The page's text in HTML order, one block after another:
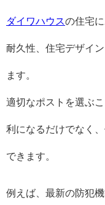
ダイワハウスの住宅
耐久性、住宅デザイ
ます。
適切なポストを選ぶ
利になるだけでなく
できます。
例えば、最新の防犯